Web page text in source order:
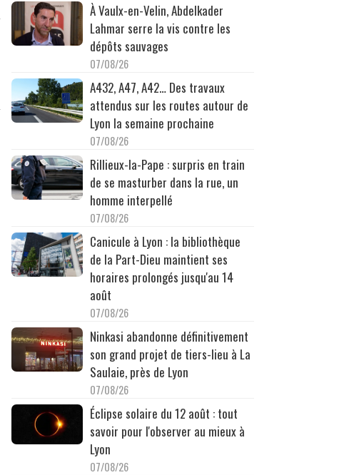
À Vaulx-en-Velin, Abdelkader
Lahmar serre la vis contre les
dépôts sauvages
07/08/26
A432, A47, A42… Des travaux
attendus sur les routes autour de
Lyon la semaine prochaine
07/08/26
Rillieux-la-Pape : surpris en train
de se masturber dans la rue, un
homme interpellé
07/08/26
Canicule à Lyon : la bibliothèque
de la Part-Dieu maintient ses
horaires prolongés jusqu'au 14
août
07/08/26
Ninkasi abandonne définitivement
son grand projet de tiers-lieu à La
Saulaie, près de Lyon
07/08/26
Éclipse solaire du 12 août : tout
savoir pour l'observer au mieux à
Lyon
07/08/26